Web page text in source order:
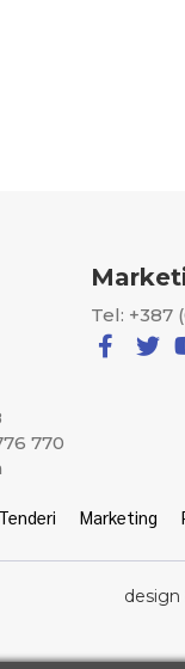
770
Tel: +387
Tenderi Marketing
design